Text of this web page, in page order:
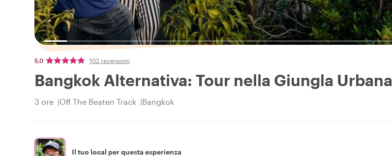
5,0 102 recensioni
Bangkok Alternativa: Tour nella Giungla Urbana
3 ore Off The Beaten Track Bangkok
Il tuo local per questa esperienza